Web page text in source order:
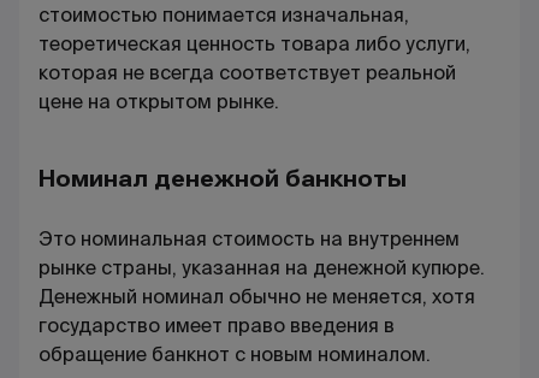
стоимостью понимается изначальная,
теоретическая ценность товара либо услуги,
которая не всегда соответствует реальной
цене на открытом рынке.
Номинал денежной банкноты
Это номинальная стоимость на внутреннем
рынке страны, указанная на денежной купюре.
Денежный номинал обычно не меняется, хотя
государство имеет право введения в
обращение банкнот с новым номиналом.